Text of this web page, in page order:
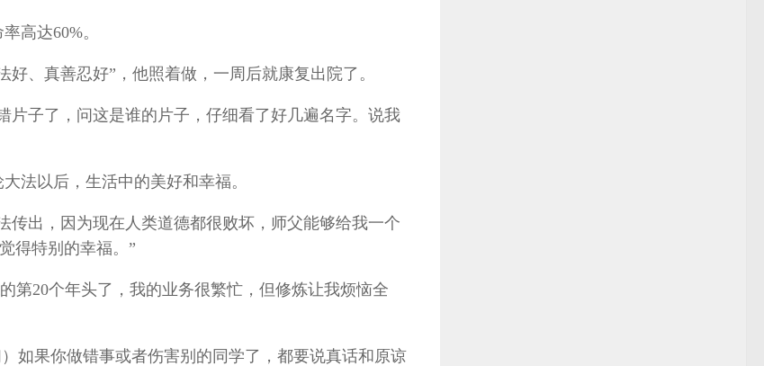
高达60%。
、真善忍好”，他照着做，一周后就康复出院了。
片子了，问这是谁的片子，仔细看了好几遍名字。说我
法以后，生活中的美好和幸福。
传出，因为现在人类道德都很败坏，师父能够给我一个
得特别的幸福。”
第20个年头了，我的业务很繁忙，但修炼让我烦恼全
如果你做错事或者伤害别的同学了，都要说真话和原谅